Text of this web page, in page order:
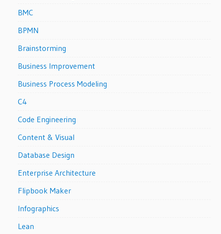
BMC
BPMN
Brainstorming
Business Improvement
Business Process Modeling
C4
Code Engineering
Content & Visual
Database Design
Enterprise Architecture
Flipbook Maker
Infographics
Lean